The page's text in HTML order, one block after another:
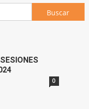
Buscar:
0